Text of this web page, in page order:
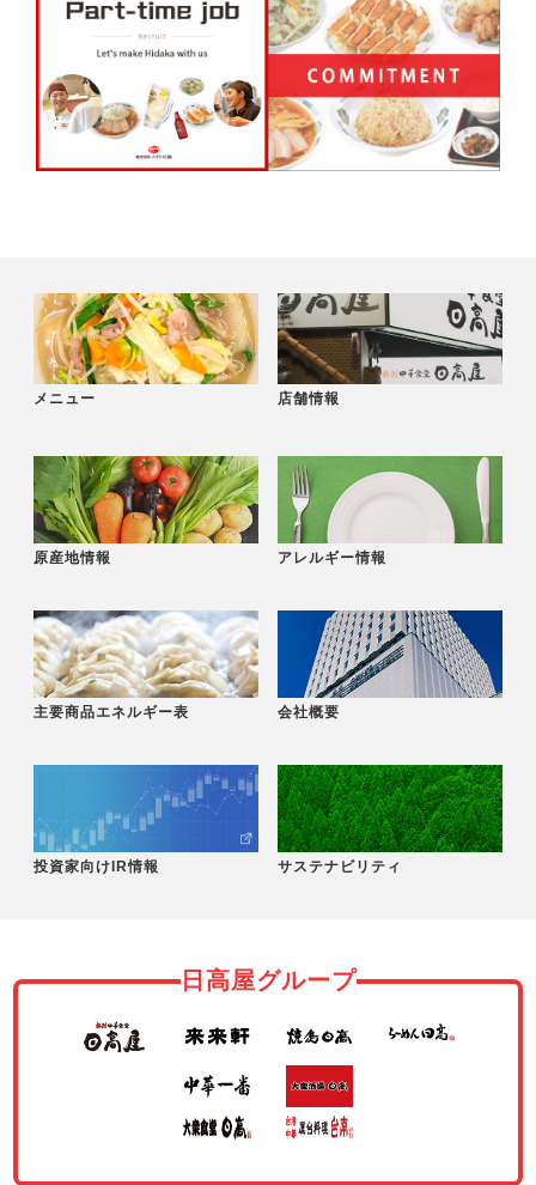
メニュー 店舗情報
原産地情報 アレルギー情報
主要商品エネルギー表 会社概要
投資家向けIR情報 サステナビリティ
日高屋グループ